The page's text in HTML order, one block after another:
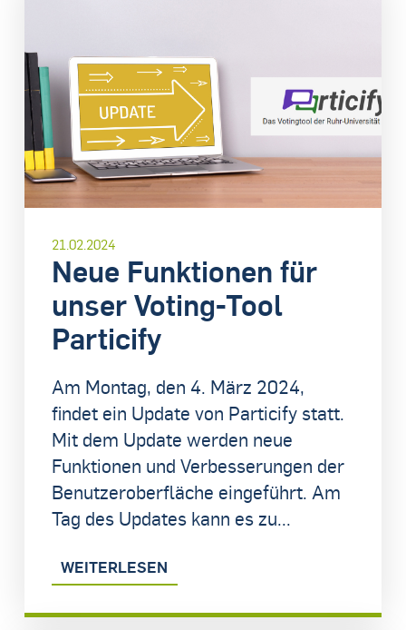
21.02.2024
Neue Funktionen für
unser Voting-Tool
Particify
Am Montag, den 4. März 2024,
findet ein Update von Particify statt.
Mit dem Update werden neue
Funktionen und Verbesserungen der
Benutzeroberfläche eingeführt. Am
Tag des Updates kann es zu...
WEITERLESEN